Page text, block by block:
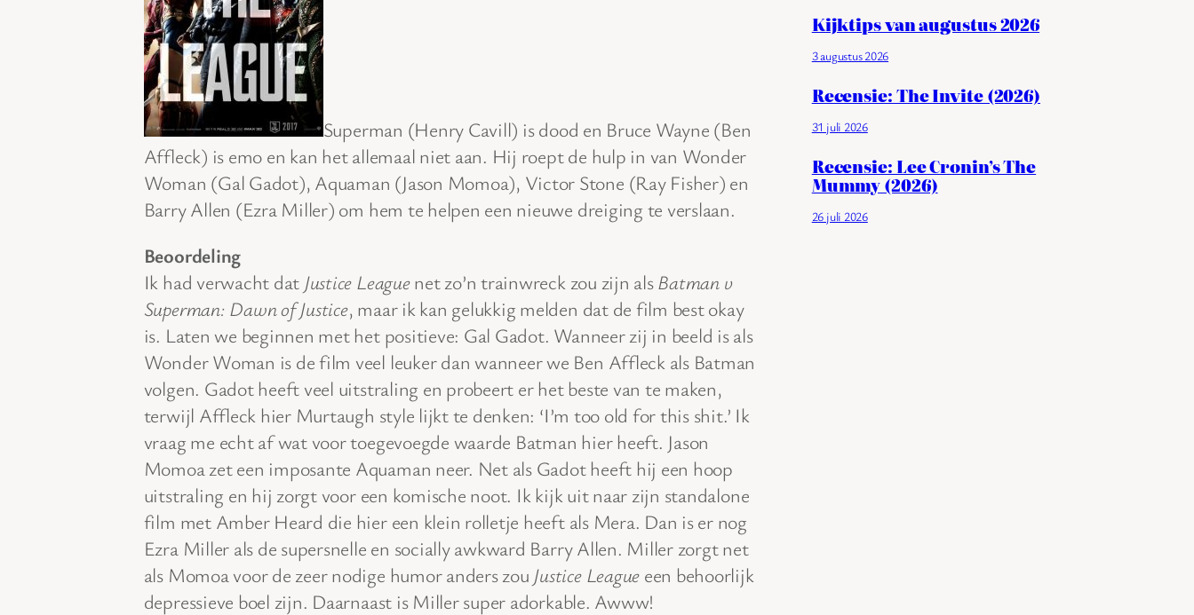
Superman (Henry Cavill) is dood en Bruce Wayne (Ben
Affleck) is emo en kan het allemaal niet aan. Hij roept de hulp in van Wonder
Woman (Gal Gadot), Aquaman (Jason Momoa), Victor Stone (Ray Fisher) en
Barry Allen (Ezra Miller) om hem te helpen een nieuwe dreiging te verslaan.
Beoordeling
Ik had verwacht dat Justice Leaguenet zo’n trainwreck zou zijn alsBatman v
Superman: Dawn of Justice, maar ik kan gelukkig melden dat de film best okay
is. Laten we beginnen met het positieve: Gal Gadot. Wanneer zij in beeld is als
Wonder Woman is de film veel leuker dan wanneer we Ben Affleck als Batman
volgen. Gadot heeft veel uitstraling en probeert er het beste van te maken,
terwijl Affleck hier Murtaugh style lijkt te denken: ‘I’m too old for this shit.’ Ik
vraag me echt af wat voor toegevoegde waarde Batman hier heeft. Jason
Momoa zet een imposante Aquaman neer. Net als Gadot heeft hij een hoop
uitstraling en hij zorgt voor een komische noot. Ik kijk uit naar zijn standalone
film met Amber Heard die hier een klein rolletje heeft als Mera. Dan is er nog
Ezra Miller als de supersnelle en socially awkward Barry Allen. Miller zorgt net
als Momoa voor de zeer nodige humor anders zou Justice League een behoorlijk
depressieve boel zijn. Daarnaast is Miller super adorkable. Awww!
Kijktips van augustus 2026
3 augustus 2026
Recensie: The Invite (2026)
31 juli 2026
Recensie: Lee Cronin’s The
Mummy (2026)
26 juli 2026